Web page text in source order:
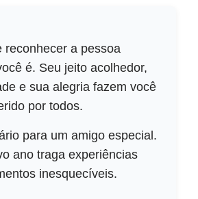
reconhecer a pessoa
é. Seu jeito acolhedor,
e sua alegria fazem você
por todos.
para um amigo especial.
ano traga experiências
inesquecíveis.